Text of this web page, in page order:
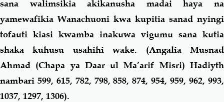
sana walimsikia akikanusha madai haya na
yamewafikia Wanachuoni kwa kupitia sanad nyingi
tofauti kiasi kwamba inakuwa vigumu sana kutia
shaka kuhusu usahihi wake. (Angalia Musnad
Ahmad (Chapa ya Daar ul Ma’arif Misri) Hadiyth
nambari 599, 615, 782, 798, 858, 874, 954, 959, 962, 993,
1037, 1297, 1306).